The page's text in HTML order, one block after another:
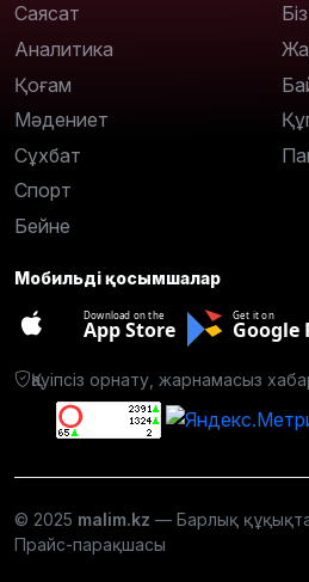
Саясат
Аналитика
Қоғам
Мәдениет
Сұхбат
Спорт
Бейне
Мобильді қосымшалар
Download on the
App Store
Get it on
Google
Қауіпсіз орнату, жарнамасыз
© 2025 malim.kz — Барлық
Прайс-парақшасы